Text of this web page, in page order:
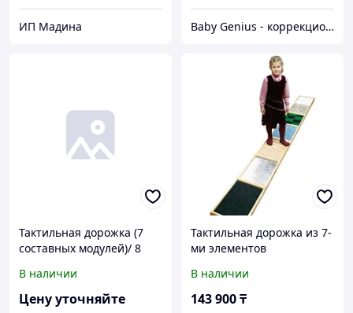
ИП Мадина Baby Genius - коррекционно-развивающее оборудование
Тактильная дорожка (7
составных модулей)/ 8
В наличии
Цену уточняйте
Тактильная дорожка из 7-
ми элементов
В наличии
143 900₸